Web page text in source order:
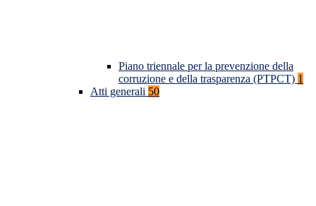
Piano triennale per la prevenzione della
corruzione e della trasparenza (PTPCT) 1
Atti generali 50